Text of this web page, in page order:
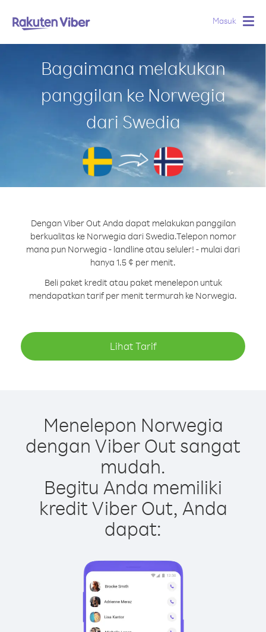
Masuk
Bagaimana melakukan
panggilan ke Norwegia
dari Swedia
Dengan Viber Out Anda dapat melakukan panggilan
berkualitas ke Norwegia dari Swedia.Telepon nomor
mana pun Norwegia - landline atau seluler! - mulai dari
hanya 1.5 ¢ per menit.
Beli paket kredit atau paket menelepon untuk
mendapatkan tarif per menit termurah ke Norwegia.
Lihat Tarif
Menelepon Norwegia
dengan Viber Out sangat
mudah.
Begitu Anda memiliki
kredit Viber Out, Anda
dapat: